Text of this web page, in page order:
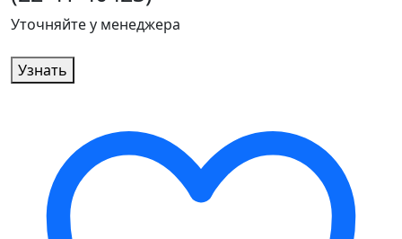
Уточняйте у менеджера
Узнать